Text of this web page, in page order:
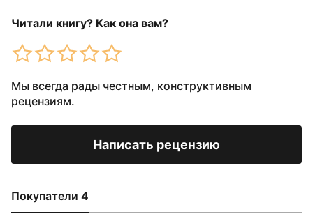
Читали книгу? Как она вам?
Мы всегда рады честным, конструктивным
рецензиям.
Написать рецензию
Покупатели 4